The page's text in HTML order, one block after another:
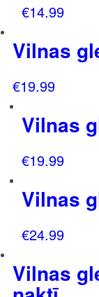
€14.99
Vilnas
€19.99
Vilnas
€19.99
Vilnas
€24.99
Vilnas